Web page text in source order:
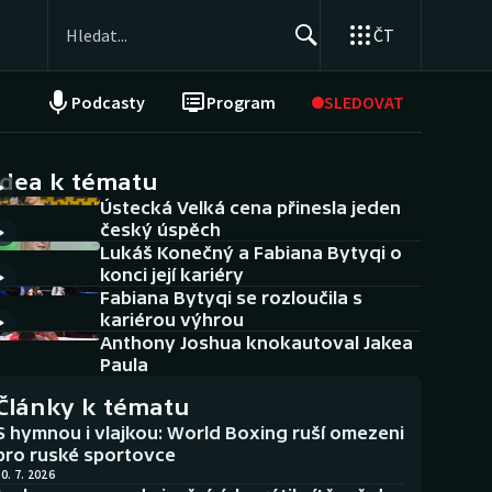
ČT
Podcasty Program SLEDOVAT
NEPŘEHLÉDNĚTE
Historické návraty
Aplikace ČT sport
AZ kvíz
k tématu
Ústecká Velká cena přinesla jeden
český úspěch
Lukáš Konečný a Fabiana Bytyqi o
konci její kariéry
Fabiana Bytyqi se rozloučila s
kariérou výhrou
Anthony Joshua knokautoval Jakea
Paula
k tématu
hymnou i vlajkou: World Boxing ruší omezeni
ruské sportovce
7. 2026